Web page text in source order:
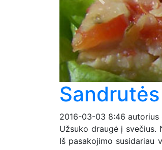
Previous
2016-03-03 8:46 autorius
Užsuko draugė į svečius.
Iš pasakojimo susidariau